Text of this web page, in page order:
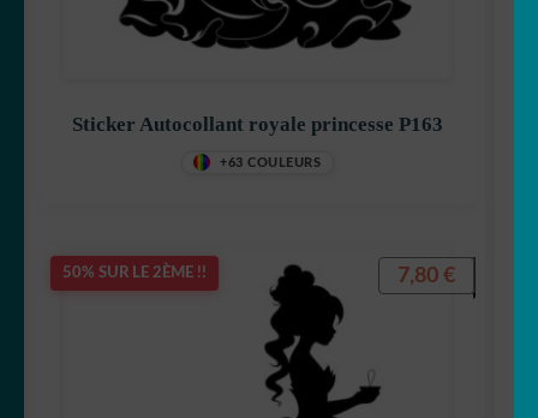
Sticker Autocollant royale princesse P163
+63 COULEURS
50% SUR LE 2ÈME !! 7,80 €